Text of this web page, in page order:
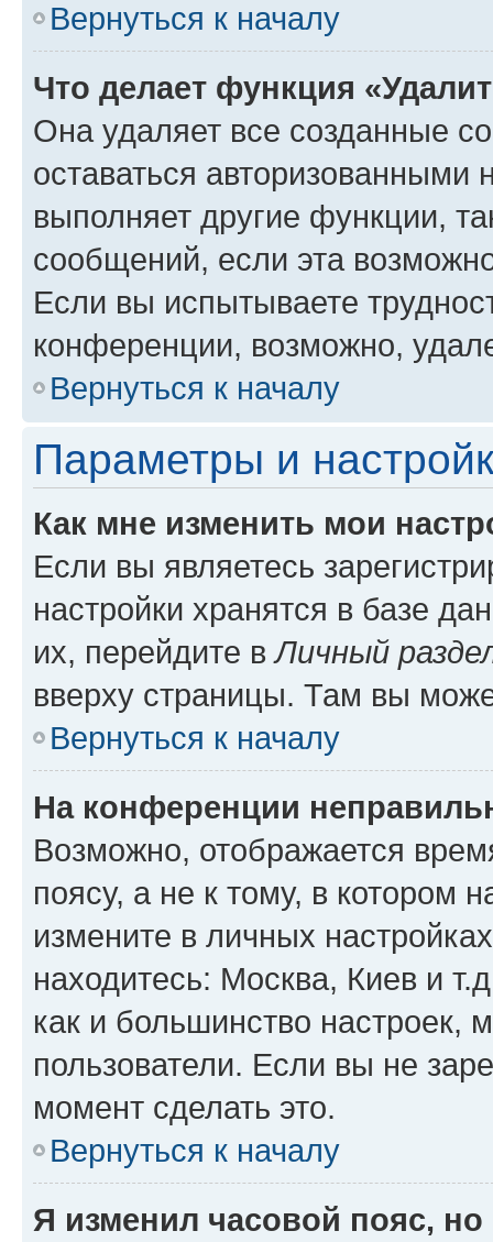
Вернуться к началу
Что делает функция
Она удаляет все созданные
оставаться авторизованными
выполняет другие функции,
сообщений, если эта
Если вы испытываете
конференции, возможно,
Вернуться к началу
Параметры и
Как мне изменить мои
Если вы являетесь
настройки хранятся в базе
их, перейдите вЛичный
вверху страницы. Там вы
Вернуться к началу
На конференции
Возможно, отображается
поясу, а не к тому, в котором
измените в личных
находитесь: Москва, Киев и
как и большинство настроек,
пользователи. Если вы не
момент сделать это.
Вернуться к началу
Я изменил часовой пояс,